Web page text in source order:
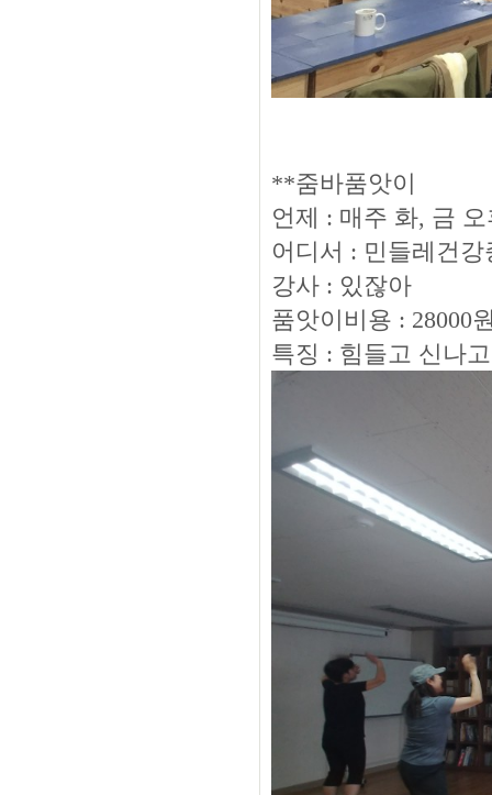
**줌바품앗이
언제 : 매주 화, 금
어디서 : 민들레건
강사 : 있잖아
품앗이비용 : 28000
특징 : 힘들고 신나